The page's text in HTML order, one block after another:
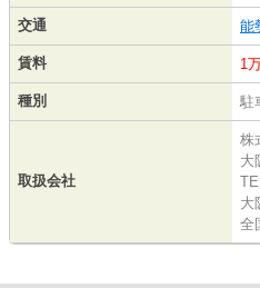
交通 能
賃料 1
種別 駐
取扱会社
株
大
大
全